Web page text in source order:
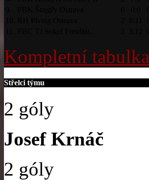
Kompletní tabulka
Střelci týmu
2 góly
Josef Krnáč
2 góly